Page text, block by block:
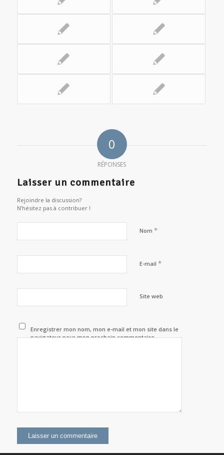
0
RÉPONSES
Laisser un commentaire
Rejoindre la discussion?
N’hésitez pas à contribuer !
Nom *
E-mail *
Site web
Enregistrer mon nom, mon e-mail et mon site dans le
navigateur pour mon prochain commentaire.